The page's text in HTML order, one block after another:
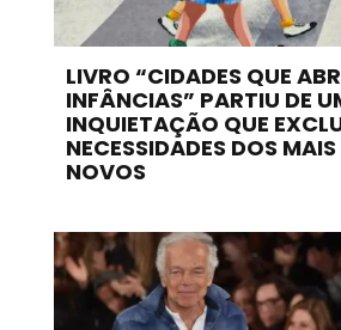
LIVRO “CIDADES QUE
INFÂNCIAS” PARTIU DE
INQUIETAÇÃO QUE
NECESSIDADES DOS MAIS
NOVOS